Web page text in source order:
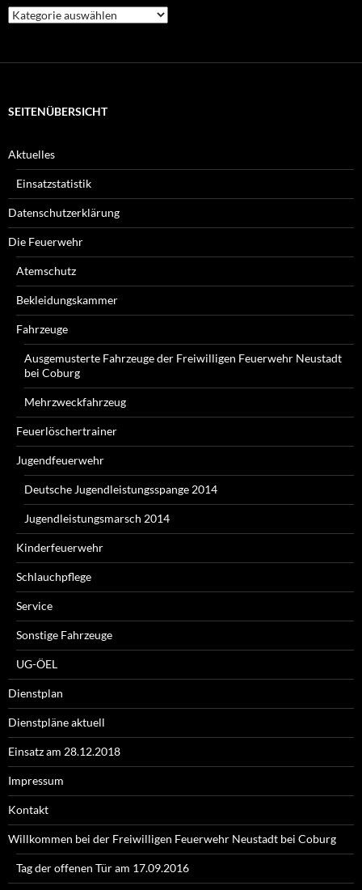
Welche
Beiträge
SEITENÜBERSICHT
Aktuelles
Einsatzstatistik
Datenschutzerklärung
Die Feuerwehr
Atemschutz
Bekleidungskammer
Fahrzeuge
Ausgemusterte Fahrzeuge der Freiwilligen Feuerwehr Neustadt
bei Coburg
Mehrzweckfahrzeug
Feuerlöschertrainer
Jugendfeuerwehr
Deutsche Jugendleistungsspange 2014
Jugendleistungsmarsch 2014
Kinderfeuerwehr
Schlauchpflege
Service
Sonstige Fahrzeuge
UG-ÖEL
Dienstplan
Dienstpläne aktuell
Einsatz am 28.12.2018
Impressum
Kontakt
Willkommen bei der Freiwilligen Feuerwehr Neustadt bei Coburg
Tag der offenen Tür am 17.09.2016